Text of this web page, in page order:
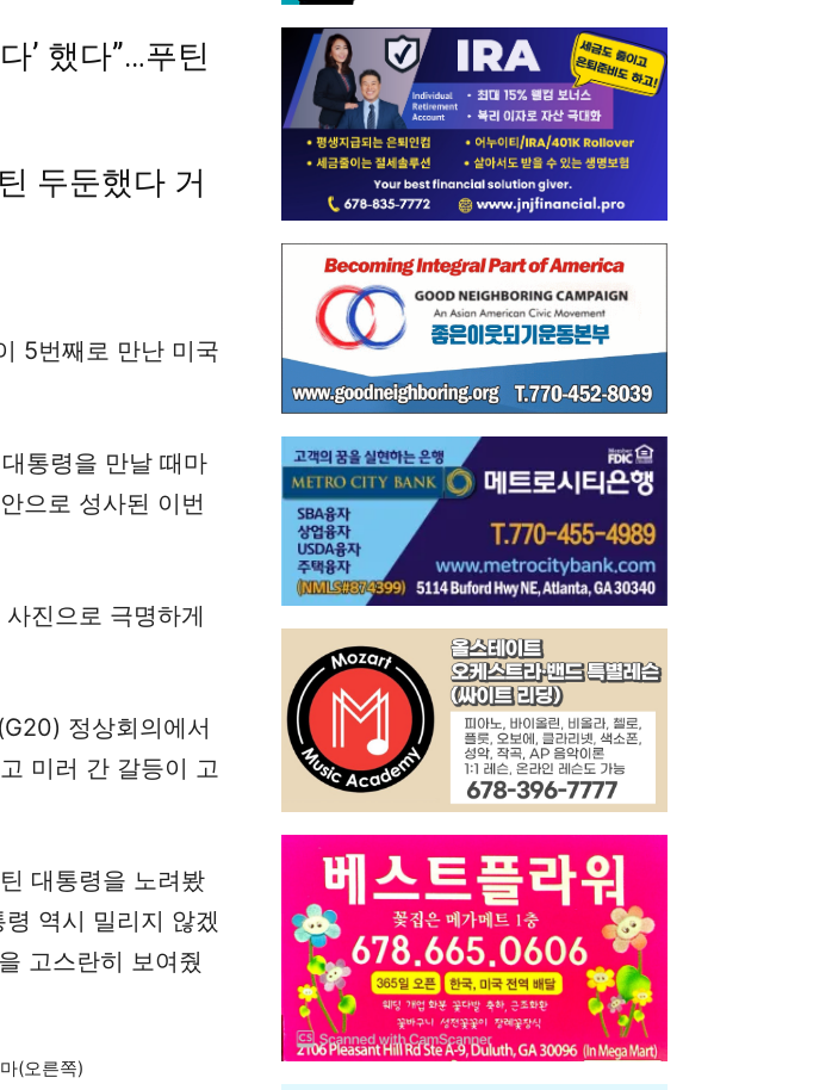
’ 했다”…푸틴
두둔했다 거
5번째로 만난 미국
통령을 만날 때마
으로 성사된 이번
진으로 극명하게
정상회의에서
미러 간 갈등이 고
대통령을 노려봤
역시 밀리지 않겠
고스란히 보여줬